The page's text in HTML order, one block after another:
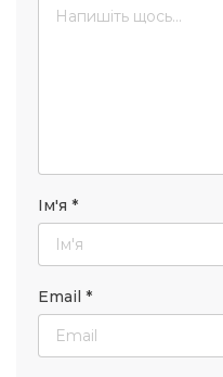
Ім'я *
Email *